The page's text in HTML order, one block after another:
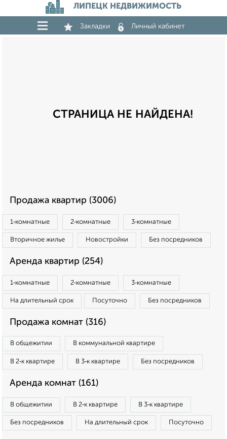
ЛИПЕЦК НЕДВИЖИМОСТЬ
Закладки Личный кабинет
СТРАНИЦА НЕ НАЙДЕНА!
Продажа квартир (3006)
1‑комнатные 2‑комнатные 3‑комнатные
Вторичное жилье Новостройки Без посредников
Аренда квартир (254)
1‑комнатные 2‑комнатные 3‑комнатные
На длительный срок Посуточно Без посредников
Продажа комнат (316)
В общежитии В коммунальной квартире
В 2‑к квартире В 3‑к квартире Без посредников
Аренда комнат (161)
В общежитии В 2‑к квартире В 3‑к квартире
Без посредников На длительный срок Посуточно